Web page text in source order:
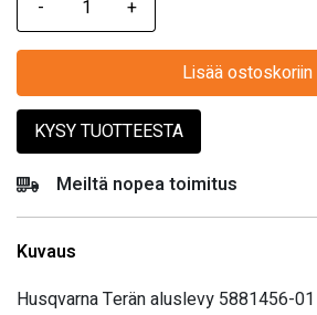
Lisää ostoskoriin
KYSY TUOTTEESTA
Meiltä nopea toimitus
Kuvaus
Husqvarna Terän aluslevy 5881456-01